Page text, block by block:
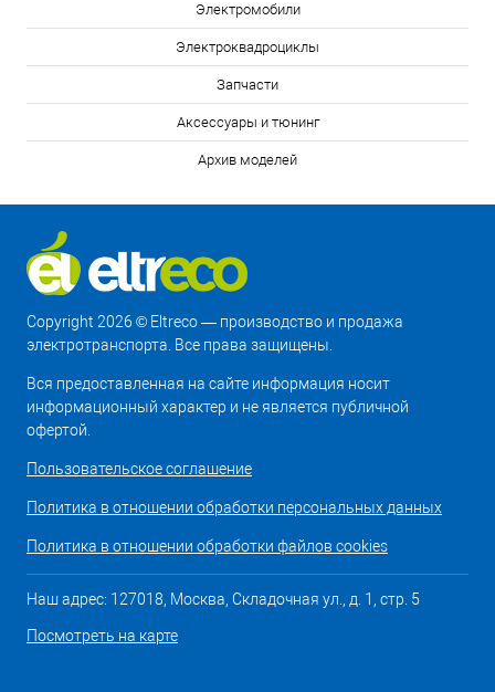
Электромобили
Электроквадроциклы
Запчасти
Аксессуары и тюнинг
Архив моделей
Copyright 2026 © Eltreco — производство и продажа
электротранспорта. Все права защищены.
Вся предоставленная на сайте информация носит
информационный характер и не является публичной
офертой.
Пользовательское соглашение
Политика в отношении обработки персональных данных
Политика в отношении обработки файлов cookies
Наш адрес: 127018, Москва, Складочная ул., д. 1, стр. 5
Посмотреть на карте